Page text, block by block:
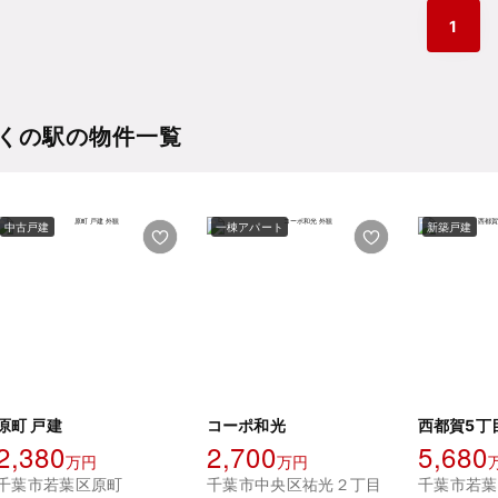
1
の駅の物件一覧
中古戸建
町 戸建
万円
葉市若葉区原町
一棟アパート
コーポ和光
2,700万円
千葉市中央区祐光２丁目
新築戸建
西都賀5丁
5,680